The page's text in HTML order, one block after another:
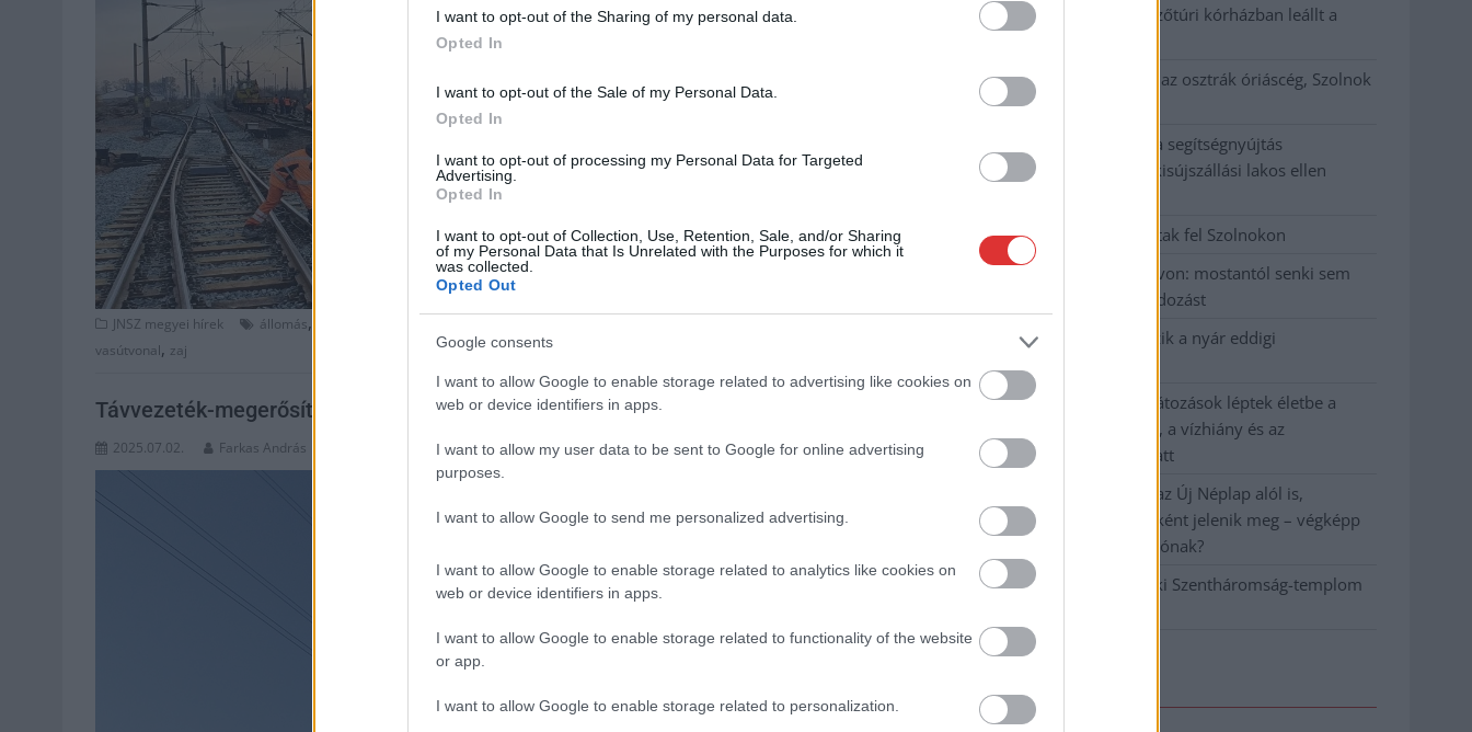
I want to opt-out of the Sharing of my personal data.
Opted In
I want to opt-out of the Sale of my Personal Data.
Opted In
I want to opt-out of processing my Personal Data for Targeted
Advertising.
Opted In
I want to opt-out of Collection, Use, Retention, Sale, and/or Sharing
of my Personal Data that Is Unrelated with the Purposes for which it
was collected.
Opted Out
Google consents
I want to allow Google to enable storage related to advertising like cookies on
web or device identifiers in apps.
I want to allow my user data to be sent to Google for online advertising
purposes.
I want to allow Google to send me personalized advertising.
I want to allow Google to enable storage related to analytics like cookies on
web or device identifiers in apps.
I want to allow Google to enable storage related to functionality of the website
or app.
I want to allow Google to enable storage related to personalization.
felborul a menetrend az újszászi
TOVÁBB OLVASOM
JNSZ megyei hírek állomás, , , , , , , ,
vasútvonal, zaj
Távvezeték-megerősítési munkálatok kezdődnek Szolnok térségében
2025.07.02. Farkas András
tájékoztatta a lakosokat, hogy 2025. június
oszloplábainak megerősítését a város
közigazgatási területén. A munkálatok
összesen 537 oszlopláb kerül megerősítésre.
vízkorlátozások, a mezőtúri kórházban leállt a
Átszervezi működését az osztrák óriáscég, Szolnok
is érintett
Tragédiába torkollott a segítségnyújtás
elmulasztása, három kisújszállási lakos ellen
Hatalmas lángok csaptak fel Szolnokon
Vízitraffipax a Tisza-tavon: mostantól senki sem
úszhatja meg a száguldozást
Szolnokra is megérkezik a nyár eddigi
Már Szolnokon is korlátozások léptek életbe a
tartós hatalmas hőség, a vízhiány és az
áramtakarékosság miatt
A NER kihúzta a talajt az Új Néplap alól is,
immáron csak hetilapként jelenik meg – végképp
vége a nyomtatott sajtónak?
Befejeződött a szolnoki Szentháromság-templom